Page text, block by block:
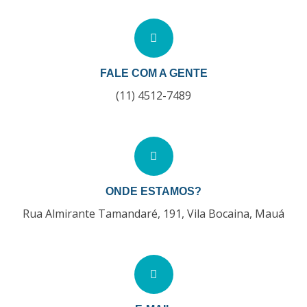
FALE COM A GENTE
(11) 4512-7489
ONDE ESTAMOS?
Rua Almirante Tamandaré, 191, Vila Bocaina, Mauá